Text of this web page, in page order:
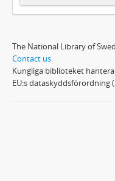
The National Library of
Contact us
Kungliga biblioteket
EU:s dataskyddsförordning